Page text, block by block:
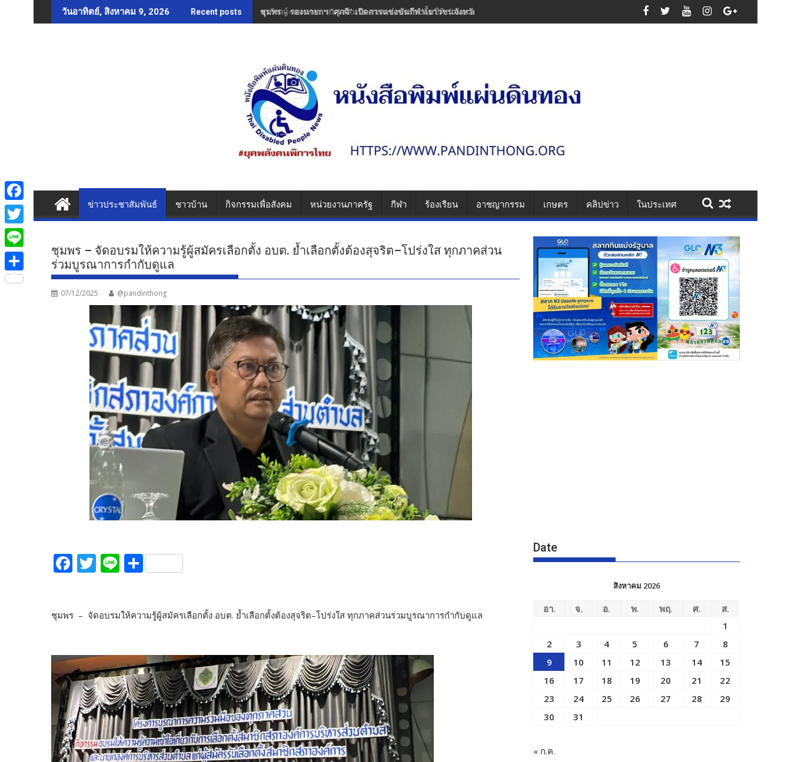
to
วันอาทิตย์, สิงหาคม 9, 2026 Recent posts ชุมพร - รองนายกฯ "ศุภจี" เปิดการแข่งขันกีฬาเยาวชนจังหวัดชุมพร มุ่งส่งเสริมสุขภาพ-วินัย-น้ำใจนักกีฬา
ข่าวประชาสัมพันธ์ ชาวบ้าน กิจกรรมเพื่อสังคม หน่วยงานภาครัฐ กีฬา ร้องเรียน อาชญากรรม เกษตร คลิปข่าว ในประเทศ
ชุมพร – จัดอบรมให้ความรู้ผู้สมัครเลือกตั้ง อบต. ย้ำเลือกตั้งต้องสุจริต–โปร่งใส ทุกภาคส่วน
ร่วมบูรณาการกำกับดูแล
07/12/2025 @pandinthong
F
b
o
k
T
er
Li S
e
ชุมพร – จัดอบรมให้ความรู้ผู้สมัครเลือกตั้ง อบต. ย้ำเลือกตั้งต้องสุจริต–โปร่งใส ทุกภาคส่วนร่วมบูรณาการกำกับดูแล
Date
สิงหาคม 2026
อา. จ. อ. พ. พฤ. ศ.
ส.
1
2
3 4 5 6 7
8
9
10 11 12 13 14
15
16
17 18 19 20 21
22
23
24 25 26 27 28
29
30
31
« ก.ค.
F
a
c
e
b
T
w
i
L
iS